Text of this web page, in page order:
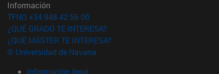
Información
TFNO +34 948 42 56 00
¿QUÉ GRADO TE INTERESA?
¿QUÉ MÁSTER TE INTERESA?
© Universidad de Navarra
Información legal